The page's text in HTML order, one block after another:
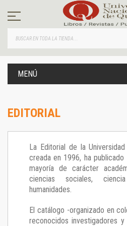
contenido
MENÚ
EDITORIAL
La Editorial de la
creada en 1996, ha
mayoría de carácter
ciencias sociales,
humanidades.
El catálogo -organizado en
reconocidos investigadores